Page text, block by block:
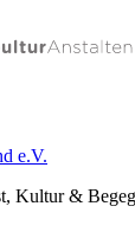
e.V.
Kultur &